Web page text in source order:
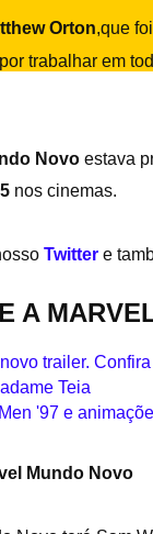
Orton,que
trabalhar em
Novo estava
nos cinemas.
Twitter e
A
trailer. Confira
Teia
'97 e
Mundo Novo